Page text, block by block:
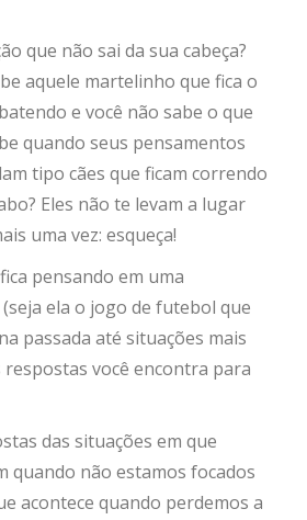
que não sai da sua cabeça?
aquele martelinho que fica o
e você não sabe o que
quando seus pensamentos
tipo cães que ficam correndo
Eles não te levam a lugar
uma vez: esqueça!
pensando em uma
ela o jogo de futebol que
passada até situações mais
respostas você encontra para
das situações em que
quando não estamos focados
acontece quando perdemos a